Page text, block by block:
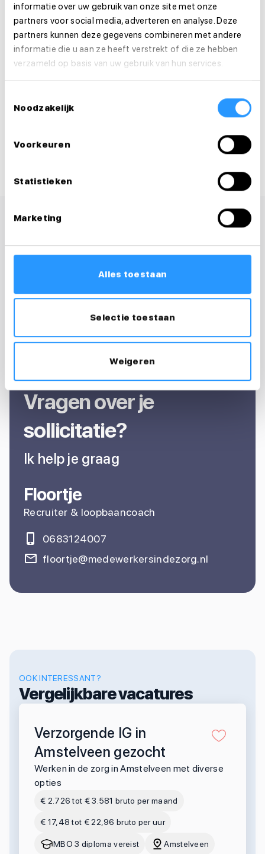
informatie over uw gebruik van onze site met onze
partners voor social media, adverteren en analyse. Deze
partners kunnen deze gegevens combineren met andere
informatie die u aan ze heeft verstrekt of die ze hebben
verzameld op basis van uw gebruik van hun services.
Noodzakelijk
Voorkeuren
Statistieken
Marketing
Alles toestaan
Selectie toestaan
Weigeren
Is deze vacature je op het lijf geschreven?
Solliciteer dan direct!
Vragen over je
sollicitatie?
Ik help je graag
Floortje
Recruiter & loopbaancoach
0683124007
floortje@medewerkersindezorg.nl
OOK INTERESSANT?
Vergelijkbare vacatures
Verzorgende IG in
Amstelveen gezocht
Werken in de zorg in Amstelveen met diverse
opties
€ 2.726 tot € 3.581 bruto per maand
€ 17,48 tot € 22,96 bruto per uur
MBO 3 diploma vereist Amstelveen